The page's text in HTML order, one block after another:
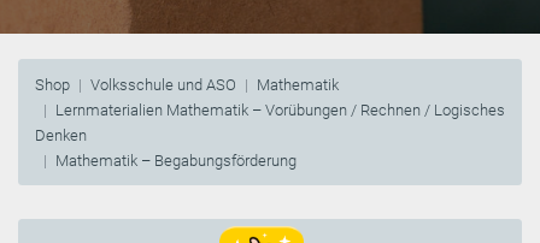
Shop Volksschule und ASO
Mathematik
Lernmaterialien Mathematik – Vorübungen / Rechnen / Logisches
Denken
Mathematik – Begabungsförderung